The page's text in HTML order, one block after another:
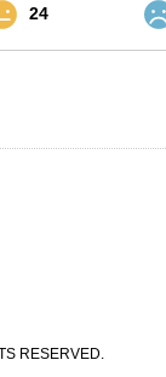
24
RESERVED.